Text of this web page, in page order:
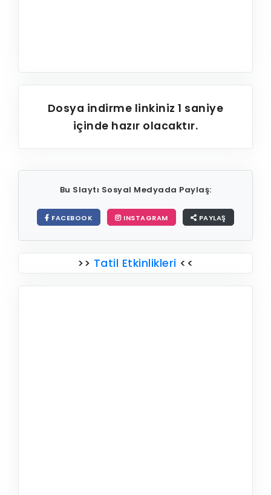
Dosya indirme linkiniz1 saniye
içinde hazır olacaktır.
Bu Slaytı Sosyal Medyada Paylaş:
FACEBOOK INSTAGRAM PAYLAŞ
>> Tatil Etkinlikleri <<